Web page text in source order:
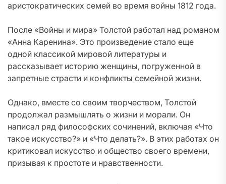
аристократических семей во время войны 1812 года.
После «Войны и мира» Толстой работал над романом
«Анна Каренина». Это произведение стало еще
одной классикой мировой литературы и
рассказывает историю женщины, погруженной в
запретные страсти и конфликты семейной жизни.
Однако, вместе со своим творчеством, Толстой
продолжал размышлять о жизни и морали. Он
написал ряд философских сочинений, включая «Что
такое искусство?» и «Что делать?». В этих работах он
критиковал искусство и общество своего времени,
призывая к простоте и нравственности.